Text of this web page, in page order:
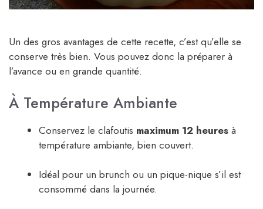
Un des gros avantages de cette recette, c’est qu’elle se
conserve très bien. Vous pouvez donc la préparer à
l’avance ou en grande quantité.
À Température Ambiante
Conservez le clafoutis maximum 12 heures à
température ambiante, bien couvert.
Idéal pour un brunch ou un pique-nique s’il est
consommé dans la journée.